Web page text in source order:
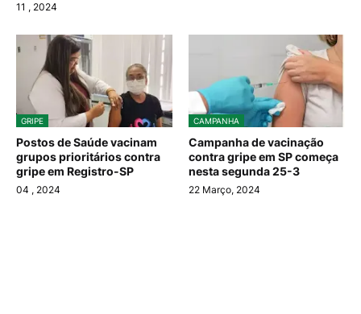
11 , 2024
GRIPE
Postos de Saúde vacinam
grupos prioritários contra
gripe em Registro-SP
04 , 2024
CAMPANHA
Campanha de vacinação
contra gripe em SP começa
nesta segunda 25-3
22 Março, 2024